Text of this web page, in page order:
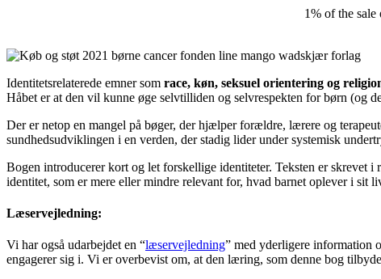
1% of the sale
Identitetsrelaterede emner som race, køn, seksuel orientering og
Håbet er at den vil kunne øge selvtilliden og selvrespekten for børn (og
Der er netop en mangel på bøger, der hjælper forældre, lærere og
sundhedsudviklingen i en verden, der stadig lider under systemisk
Bogen introducerer kort og let forskellige identiteter. Teksten er skrevet
identitet, som er mere eller mindre relevant for, hvad barnet oplever i sit
Læservejledning:
Vi har også udarbejdet en “læservejledning” med yderligere information
engagerer sig i. Vi er overbevist om, at den læring, som denne bog